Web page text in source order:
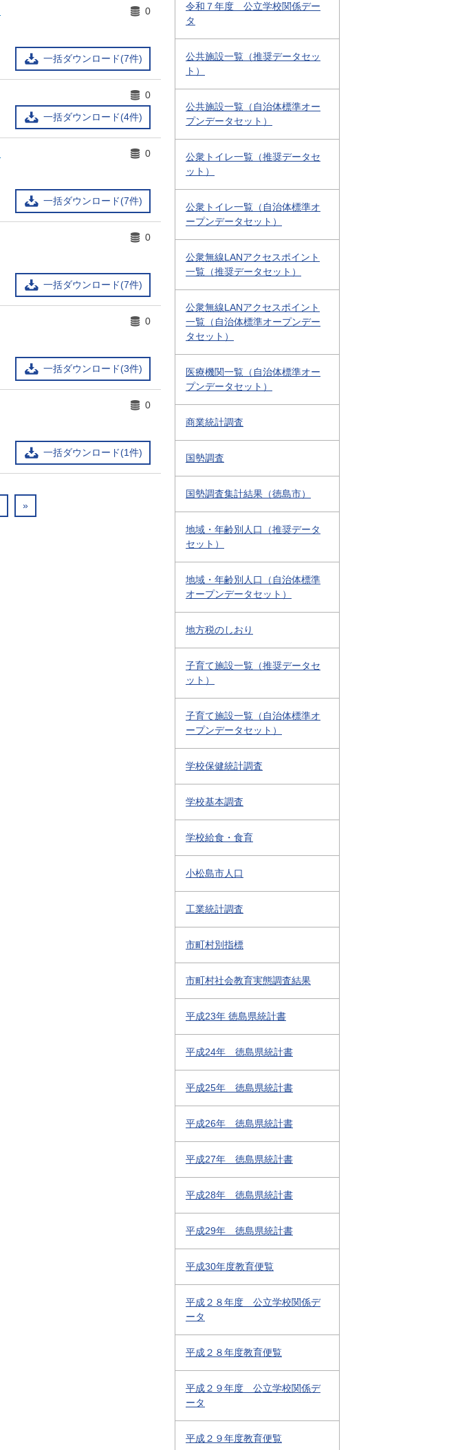
一括ダウンロード(7件)
0
一括ダウンロード(4件)
0
一括ダウンロード(7件)
0
一括ダウンロード(7件)
0
一括ダウンロード(3件)
0
一括ダウンロード(1件)
0
»
令和７年度 公立学校関係デー
タ
公共施設一覧（推奨データセッ
ト）
公共施設一覧（自治体標準オー
プンデータセット）
公衆トイレ一覧（推奨データセ
ット）
公衆トイレ一覧（自治体標準オ
ープンデータセット）
公衆無線LANアクセスポイント
一覧（推奨データセット）
公衆無線LANアクセスポイント
一覧（自治体標準オープンデー
タセット）
医療機関一覧（自治体標準オー
プンデータセット）
商業統計調査
国勢調査
国勢調査集計結果（徳島市）
地域・年齢別人口（推奨データ
セット）
地域・年齢別人口（自治体標準
オープンデータセット）
地方税のしおり
子育て施設一覧（推奨データセ
ット）
子育て施設一覧（自治体標準オ
ープンデータセット）
学校保健統計調査
学校基本調査
学校給食・食育
小松島市人口
工業統計調査
市町村別指標
市町村社会教育実態調査結果
平成23年 徳島県統計書
平成24年 徳島県統計書
平成25年 徳島県統計書
平成26年 徳島県統計書
平成27年 徳島県統計書
平成28年 徳島県統計書
平成29年 徳島県統計書
平成30年度教育便覧
平成２８年度 公立学校関係デ
ータ
平成２８年度教育便覧
平成２９年度 公立学校関係デ
ータ
平成２９年度教育便覧